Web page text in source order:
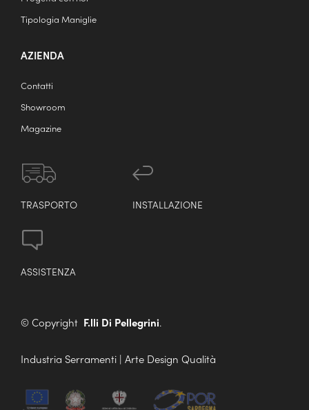
Tipologia Maniglie
AZIENDA
Contatti
Showroom
Magazine
TRASPORTO INSTALLAZIONE
ASSISTENZA
© Copyright F.lli Di Pellegrini.
Industria Serramenti | Arte Design Qualità